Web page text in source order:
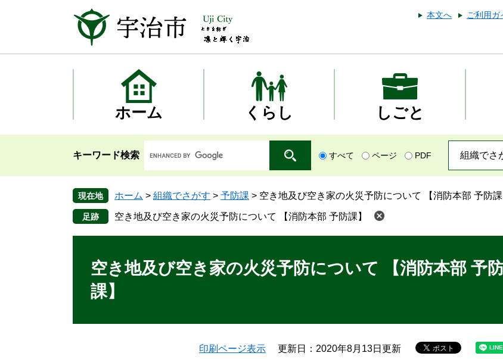
本
本文へ ご利用ガ
ホーム くらし しごと
キーワード検索 すべて ページ PDF 組織でさ
現在地 ホーム > 組織でさがす > 予防課 > 空き地及び空き家の火災予防について 【消防本部 予防課
空き地及び空き家の火災予防について 【消防本部 予防課】
空き地及び空き家の火災予防について 【消防本部 予
課】
印刷ページ表示 更新日：2020年8月13日更新